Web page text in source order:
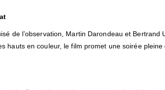
de l’observation, Martin Darondeau et
hauts en couleur, le film promet une soirée pleine